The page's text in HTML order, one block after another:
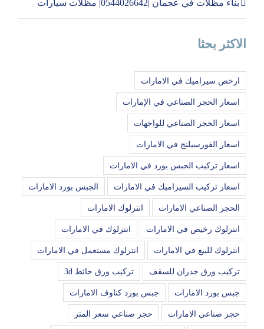
بناء مظلات في عجمان |0544026642| مظلات سيارات
الاكثر بحثا
ارخص سيراميك في الامارات
اسعار الحجر الصناعي في الإمارات
اسعار الحجر الصناعي للواجهات
اسعار الفورسيلنج في الامارات
اسعار تركيب الجبس بورد في الامارات
اسعار تركيب السيراميك في الامارات الجبس بورد الامارات
الحجر الصناعي الامارات انترلوك الامارات
انترلوك رخيص في الامارات انترلوك في الامارات
انترلوك للبيع في الامارات انترلوك مستعمل في الامارات
تركيب ورق جدران للسقف تركيب ورق حائط 3d
جبس بورد الامارات جبس بورد كناوف الامارات
حجر صناعي الامارات حجر صناعي سعر المتر